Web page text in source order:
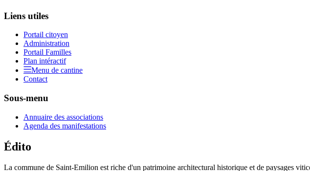
Liens utiles
Portail citoyen
Administration
Portail Familles
Plan intéractif
Menu de cantine
Contact
Sous-menu
Annuaire des associations
Agenda des manifestations
Édito
La commune de Saint-Emilion est riche d'un patrimoine architectural historique et de paysages